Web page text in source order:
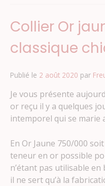
Collier Or
classique
Publié le 2 août 2020 par
Je vous présente
or reçu il y a quelques
intemporel qui se marie
En Or Jaune 750/000
teneur en or possible
n’étant pas utilisable
il ne sert qu’à la